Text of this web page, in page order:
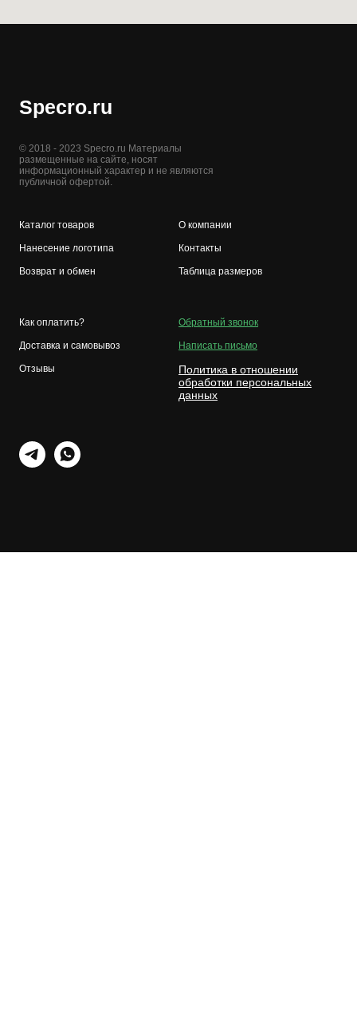
Specro.ru
© 2018 - 2023 Specro.ru Материалы
размещенные на сайте, носят
информационный характер и не являются
публичной офертой.
Каталог товаров
Нанесение логотипа
Возврат и обмен
О компании
Контакты
Таблица размеров
Как оплатить?
Доставка и самовывоз
Отзывы
Обратный звонок
Написать письмо
Политика в отношении
обработки персональных
данных